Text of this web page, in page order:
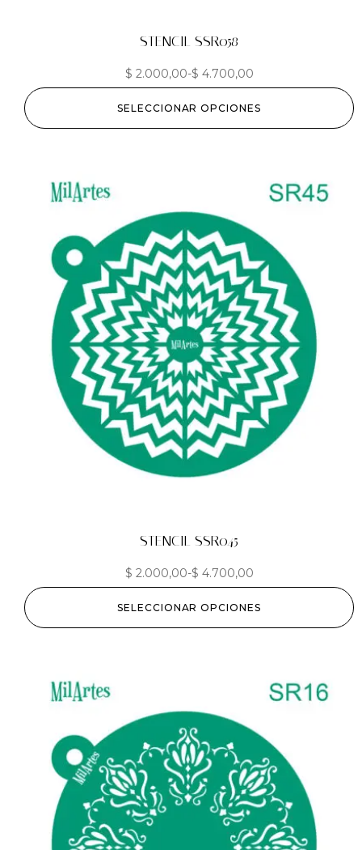
STENCIL SSR058
$ 2.000,00-$ 4.700,00
SELECCIONAR OPCIONES
STENCIL SSR045
$ 2.000,00-$ 4.700,00
SELECCIONAR OPCIONES